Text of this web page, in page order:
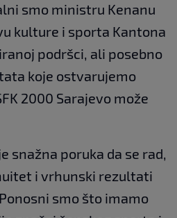
smo ministru Kenanu
kulture i sporta Kantona
podršci, ali posebno
koje ostvarujemo
2000 Sarajevo može
snažna poruka da se rad,
i vrhunski rezultati
smo što imamo